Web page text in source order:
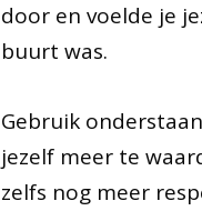
door en voelde je
buurt was.
Gebruik
jezelf meer te
zelfs nog meer